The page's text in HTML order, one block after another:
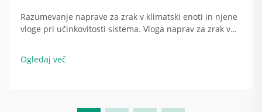
Razumevanje naprave za zrak v klimatski enoti in njene
vloge pri učinkovitosti sistema. Vloga naprav za zrak v
temeljito tisto, kar zagotavlja razporeditev hladnega ali
toplega zraka po celotni stavbi. Ko potiska zrak...
Ogledaj več